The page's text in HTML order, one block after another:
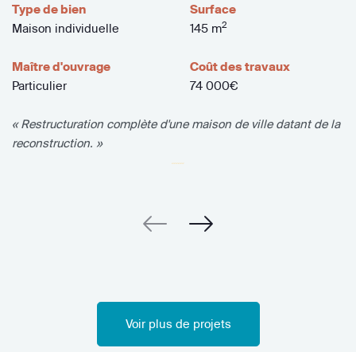
Type de bien
Maison individuelle
Surface
145 m2
Maître d'ouvrage
Particulier
Coût des travaux
74 000€
« Restructuration complète d'une maison de ville datant de la
reconstruction. »
Voir plus de projets